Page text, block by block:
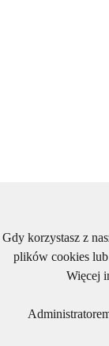
Gdy korzystasz z
plików cookies
Więcej